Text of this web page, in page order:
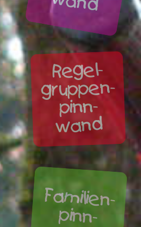
Regel-
gruppen-
pinn-
wand
Fam
ilien-
pinn-